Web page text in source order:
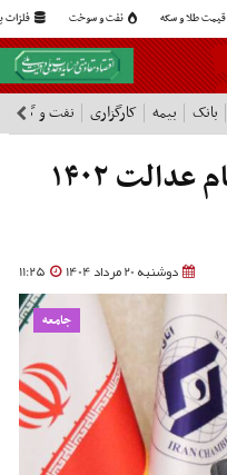
قیمت طلا و سکه نفت و سوخت فلزات
بانک بیمه کارگزاری نفت و گاز
پرداخت باقی سود سهام عدالت ۱۴۰۲
دوشنبه 20 مرداد 1404 11:25
جامعه